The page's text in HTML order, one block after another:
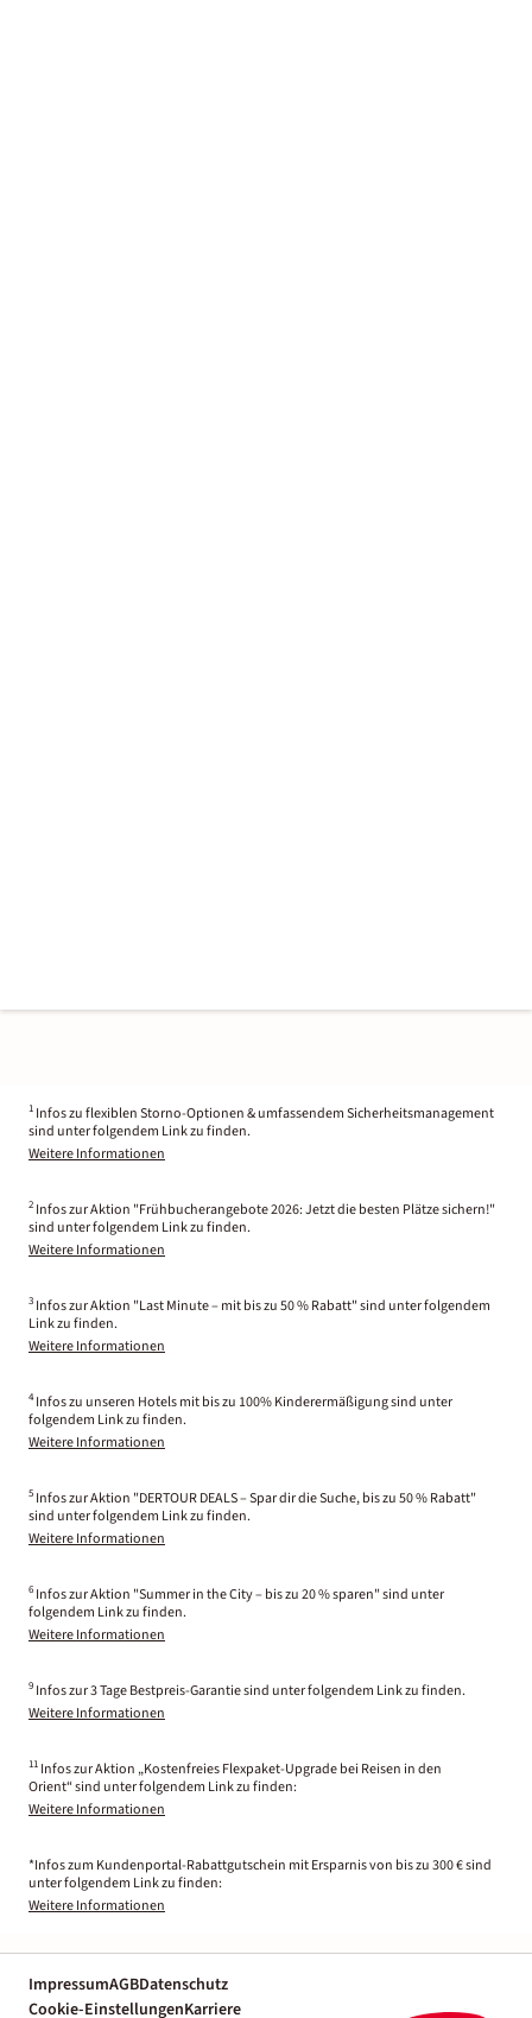
1 Infos zu flexiblen Storno-Optionen & umfassendem Sicherheitsmanagement
sind unter folgendem Link zu finden.
Weitere Informationen
2 Infos zur Aktion "Frühbucherangebote 2026: Jetzt die besten Plätze sichern!"
sind unter folgendem Link zu finden.
Weitere Informationen
3 Infos zur Aktion "Last Minute – mit bis zu 50 % Rabatt" sind unter folgendem
Link zu finden.
Weitere Informationen
4 Infos zu unseren Hotels mit bis zu 100% Kinderermäßigung sind unter
folgendem Link zu finden.
Weitere Informationen
5 Infos zur Aktion "DERTOUR DEALS – Spar dir die Suche, bis zu 50 % Rabatt"
sind unter folgendem Link zu finden.
Weitere Informationen
6 Infos zur Aktion "Summer in the City – bis zu 20 % sparen" sind unter
folgendem Link zu finden.
Weitere Informationen
9 Infos zur 3 Tage Bestpreis-Garantie sind unter folgendem Link zu finden.
Weitere Informationen
11 Infos zur Aktion „Kostenfreies Flexpaket-Upgrade bei Reisen in den
Orient“ sind unter folgendem Link zu finden:
Weitere Informationen
*Infos zum Kundenportal-Rabattgutschein mit Ersparnis von bis zu 300 € sind
unter folgendem Link zu finden:
Weitere Informationen
ImpressumAGBDatenschutz
Cookie-EinstellungenKarriere